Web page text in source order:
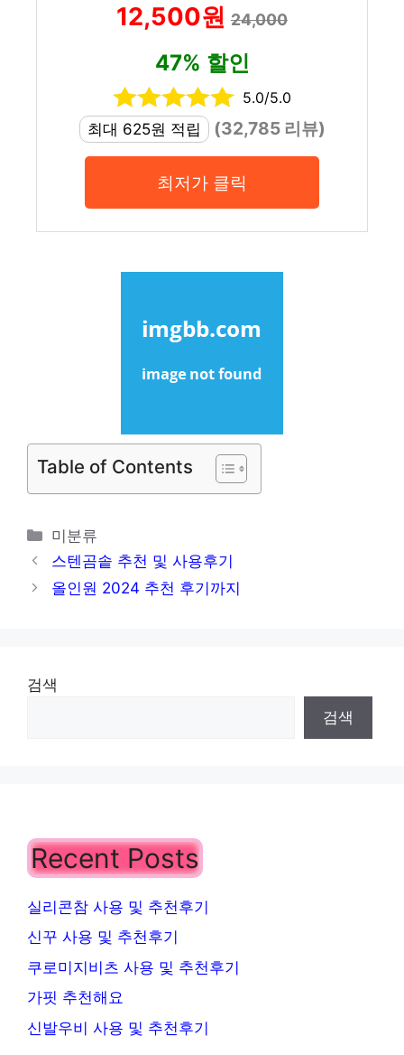
12,500원 24,000
47% 할인
5.0/5.0
최대 625원 적립
(32,785 리뷰)
최저가 클릭
Table of Contents
카
테
고
미분류
스텐곰솥 추천 및 사용후기
올인원 2024 추천 후기까지
검색
검색
Recent Posts
실리콘참 사용 및 추천후기
신꾸 사용 및 추천후기
쿠로미지비츠 사용 및 추천후기
가핏 추천해요
신발우비 사용 및 추천후기